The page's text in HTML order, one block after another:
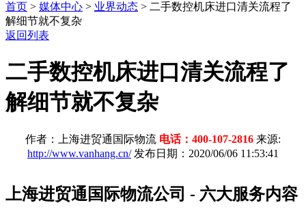
首页 > 媒体中心 > 业界动态 > 二手数控机床进口清关流程了
解细节就不复杂
返回列表
二手数控机床进口清关流程了
解细节就不复杂
作者：上海进贸通国际物流 电话：400-107-2816 来源:
http://www.vanhang.cn/ 发布日期：2020/06/06 11:53:41
上海进贸通国际物流公司 - 六大服务内容